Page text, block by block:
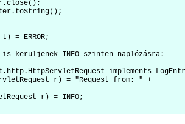
= ERROR;
kerüljenek INFO szinten naplózásra:
implements
r) = "Request from: " +
r) = INFO;